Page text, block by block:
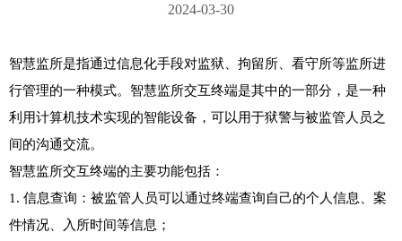
2024-03-30
智慧监所是指通过信息化手段对监狱、拘留所、看守所等监所进
行管理的一种模式。智慧监所交互终端是其中的一部分，是一种
利用计算机技术实现的智能设备，可以用于狱警与被监管人员之
间的沟通交流。
智慧监所交互终端的主要功能包括：
1. 信息查询：被监管人员可以通过终端查询自己的个人信息、案
件情况、入所时间等信息；